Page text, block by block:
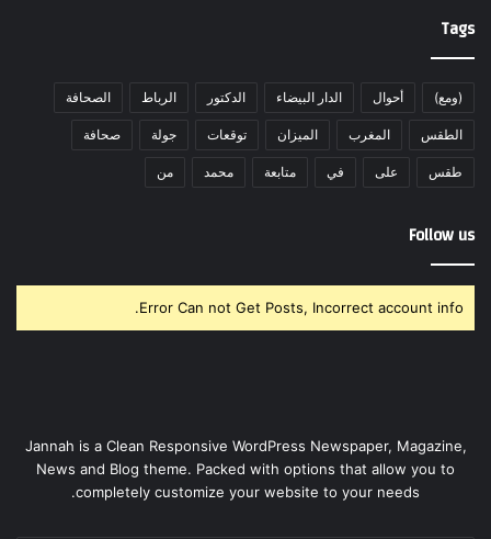
Tags
(ومع) أحوال الدار البيضاء الدكتور الرباط الصحافة
الطقس المغرب الميزان توقعات جولة صحافة
طقس على في متابعة محمد من
Follow us
Error Can not Get Posts, Incorrect account info.
Jannah is a Clean Responsive WordPress Newspaper, Magazine,
News and Blog theme. Packed with options that allow you to
completely customize your website to your needs.